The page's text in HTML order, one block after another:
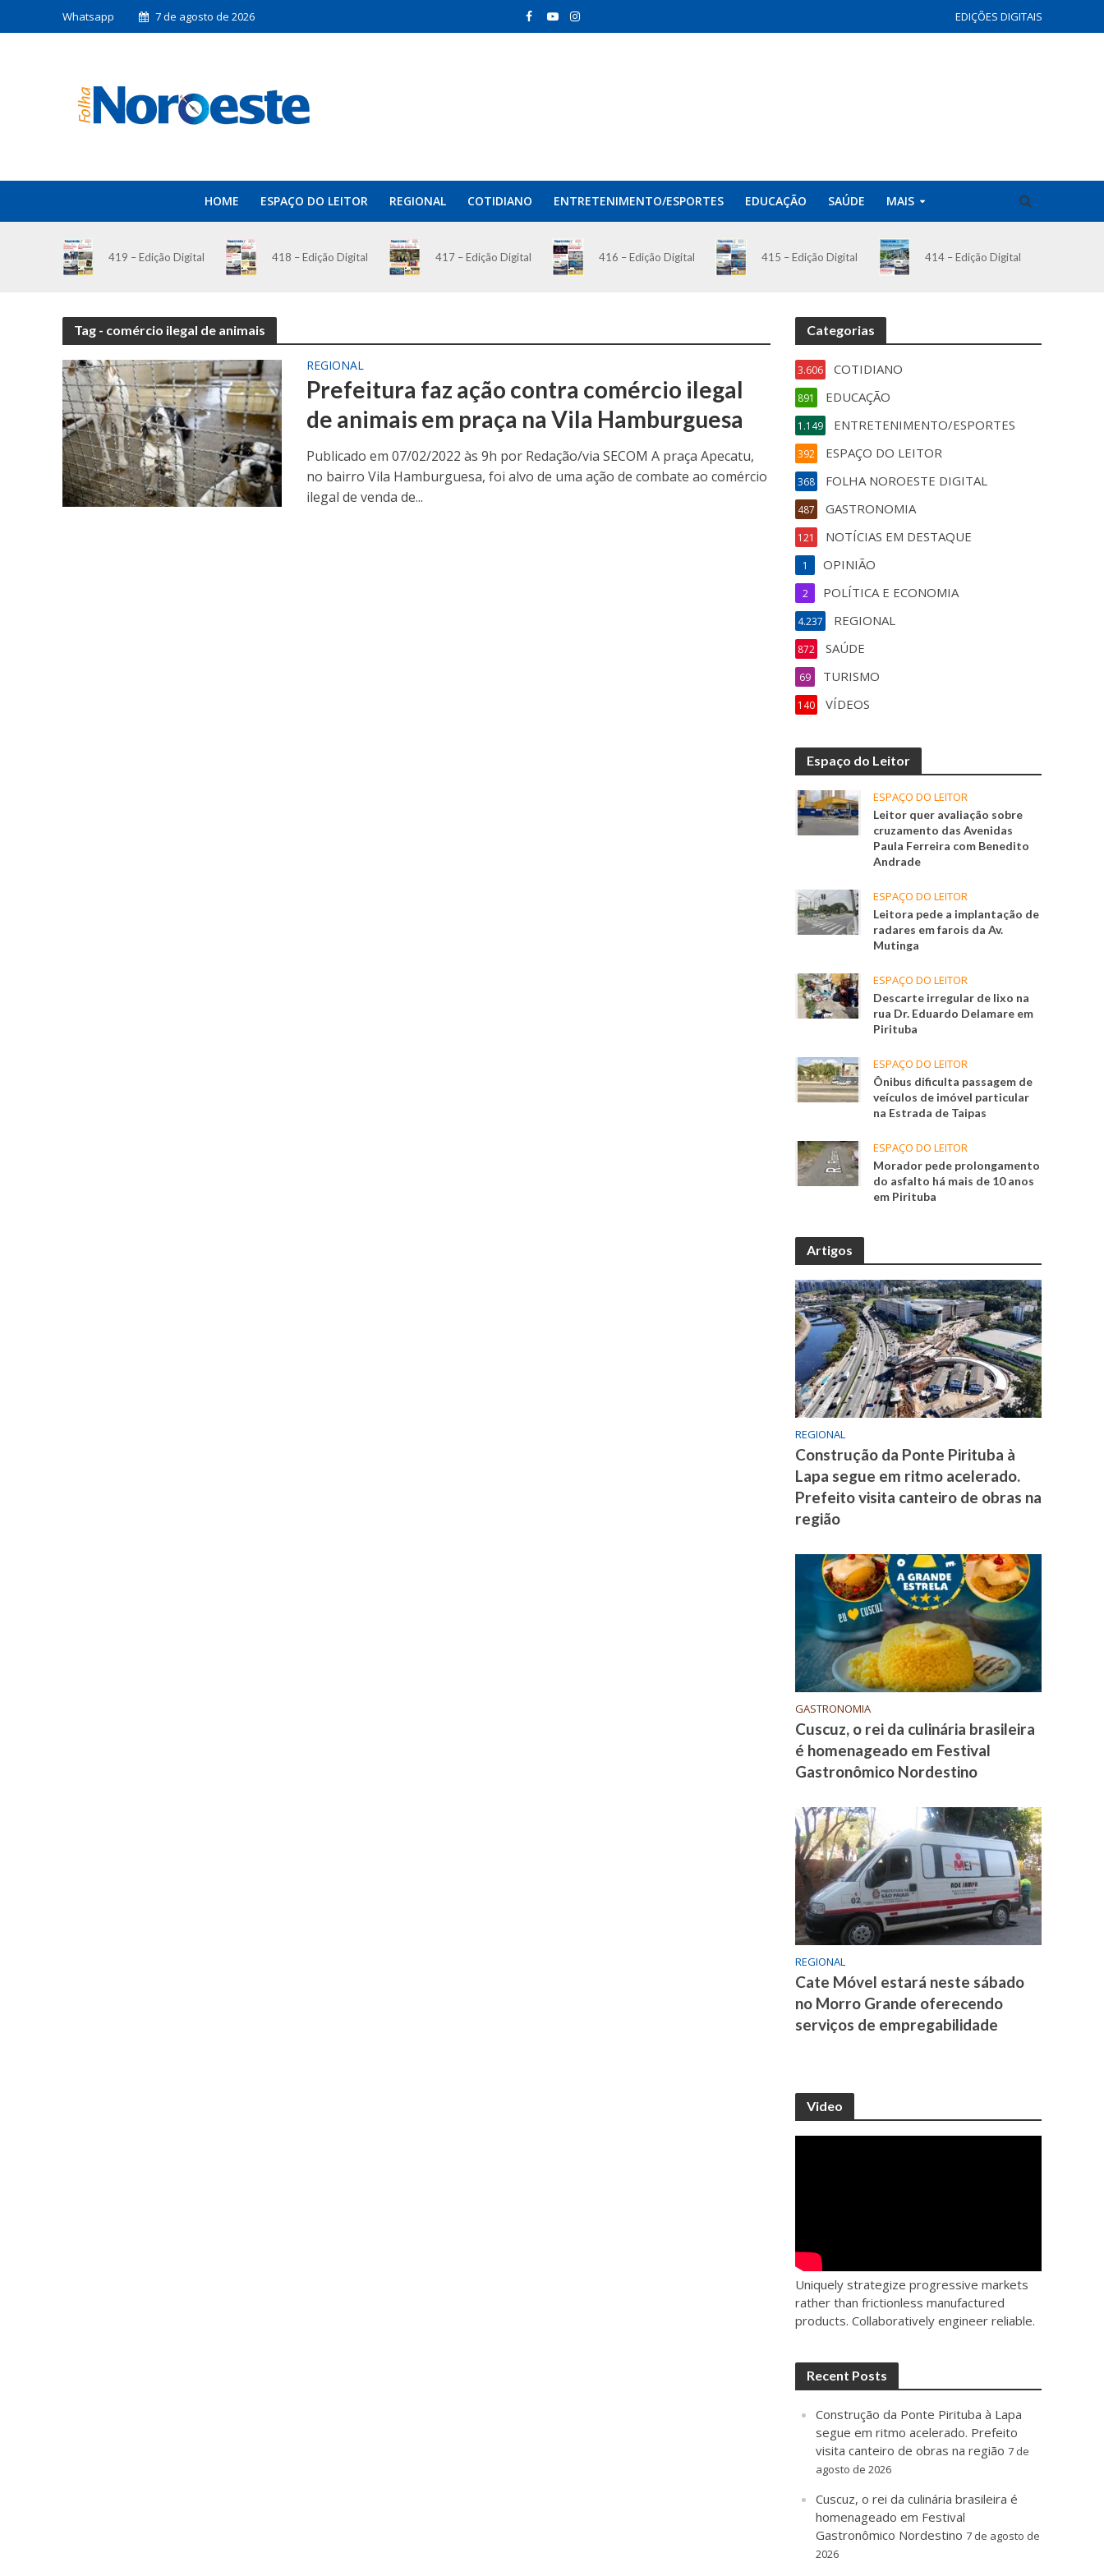
Whatsapp 7 de agosto de 2026 EDIÇÕES DIGITAIS
HOME ESPAÇO DO LEITOR REGIONAL COTIDIANO ENTRETENIMENTO/ESPORTES EDUCAÇÃO SAÚDE MAIS
419 – Edição Digital 418 – Edição Digital 417 – Edição Digital 416 – Edição Digital 415 – Edição Digital 414 – Edição Digital
Tag - comércio ilegal de animais
REGIONAL
Prefeitura faz ação contra comércio ilegal
de animais em praça na Vila Hamburguesa
Publicado em 07/02/2022 às 9h por Redação/via SECOM A praça Apecatu,
no bairro Vila Hamburguesa, foi alvo de uma ação de combate ao comércio
ilegal de venda de...
Categorias
COTIDIANO
3.606
EDUCAÇÃO
891
ENTRETENIMENTO/ESPORTES
1.149
ESPAÇO DO LEITOR
392
FOLHA NOROESTE DIGITAL
368
GASTRONOMIA
487
NOTÍCIAS EM DESTAQUE
121
OPINIÃO
1
POLÍTICA E ECONOMIA
2
REGIONAL
4.237
SAÚDE
872
TURISMO
69
VÍDEOS
140
Espaço do Leitor
ESPAÇO DO LEITOR
Leitor quer avaliação sobre
cruzamento das Avenidas
Paula Ferreira com Benedito
Andrade
ESPAÇO DO LEITOR
Leitora pede a implantação de
radares em farois da Av.
Mutinga
ESPAÇO DO LEITOR
Descarte irregular de lixo na
rua Dr. Eduardo Delamare em
Pirituba
ESPAÇO DO LEITOR
Ônibus dificulta passagem de
veículos de imóvel particular
na Estrada de Taipas
ESPAÇO DO LEITOR
Morador pede prolongamento
do asfalto há mais de 10 anos
em Pirituba
Artigos
REGIONAL
Construção da Ponte Pirituba à
Lapa segue em ritmo acelerado.
Prefeito visita canteiro de obras na
região
GASTRONOMIA
Cuscuz, o rei da culinária brasileira
é homenageado em Festival
Gastronômico Nordestino
REGIONAL
Cate Móvel estará neste sábado
no Morro Grande oferecendo
serviços de empregabilidade
Video
Uniquely strategize progressive markets
rather than frictionless manufactured
products. Collaboratively engineer reliable.
Recent Posts
Construção da Ponte Pirituba à Lapa
segue em ritmo acelerado. Prefeito
visita canteiro de obras na região 7 de
agosto de 2026
Cuscuz, o rei da culinária brasileira é
homenageado em Festival
Gastronômico Nordestino 7 de agosto de
2026